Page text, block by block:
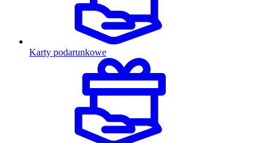
Karty podarunkowe